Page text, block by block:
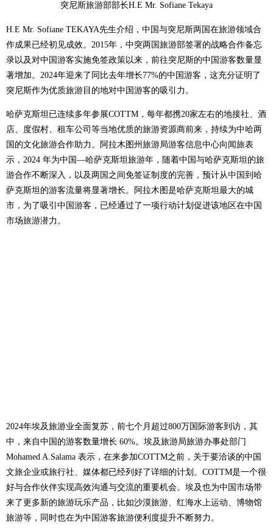
突尼斯旅游部部长H.E Mr. Sofiane Tekaya
H.E Mr. Sofiane TEKAYA先生介绍，中国与突尼斯两国在旅游领域合
作成果已经初见成效。2015年，中突两国旅游部签署的战略合作备忘
录以及对中国游客实施免签政策以来，前往突尼斯的中国游客数量显
著增加。2024年迎来了同比去年增长77%的中国游客，这充分证明了
突尼斯作为优质旅游目的地对中国游客的吸引力。
哈萨克斯坦已连续多年参展COTTM，每年都携20家左右的地接社、酒
店、度假村、租车公司等当地优质的旅游资源商前来，持续为中哈两
国的文化旅游合作助力。阿拉木图州旅游局游客信息中心向闻旅表
示，2024 年为中国—哈萨克斯坦旅游年，随着中国与哈萨克斯坦的旅
游合作不断深入，以及两国之间免签证制度的完善，预计从中国到哈
萨克斯坦的游客流量将显著增长。阿拉木图是哈萨克斯坦最大的城
市，为了吸引中国游客，已经通过了一项行动计划促进该地区在中国
市场旅游潜力。
2024年埃及旅游业全面复苏，前七个月超过800万国际游客到访，其
中，来自中国的游客数量增长 60%。埃及旅游局旅游办事处部门
Mohamed A.Salama 表示，在来参加COTTM之前，关于要洽谈的中国
文旅企业或旅行社、媒体都已经列好了详细的计划。COTTM是一个很
好与合作伙伴实现高效沟通与交流的重要机会。埃及也为中国市场带
来了更多新的旅游玩乐产品，比如沙漠旅游、红海水上运动、博物馆
旅游等，同时也在为中国游客旅游便利度提升不断努力。